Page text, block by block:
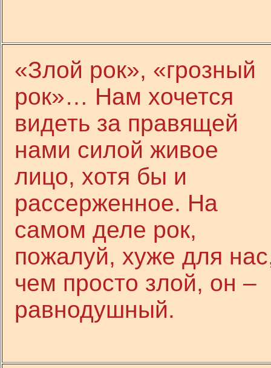
«Злой рок», «грозный
рок»… Нам хочется
видеть за правящей
нами силой живое
лицо, хотя бы и
рассерженное. На
самом деле рок,
пожалуй, хуже для
чем просто злой, он –
равнодушный.